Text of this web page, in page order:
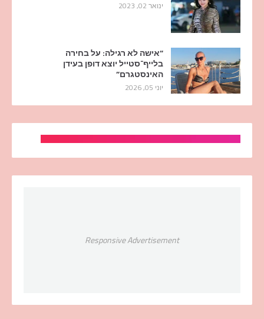
ינואר 02, 2023
“אישה לא רגילה: על בחירה
בלייף־סטייל יוצא דופן בעידן
האינסטגרם”
יוני 05, 2026
Responsive Advertisement